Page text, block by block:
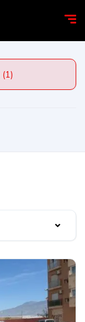
BÚSQUEDA (Elegir filtros) (1)